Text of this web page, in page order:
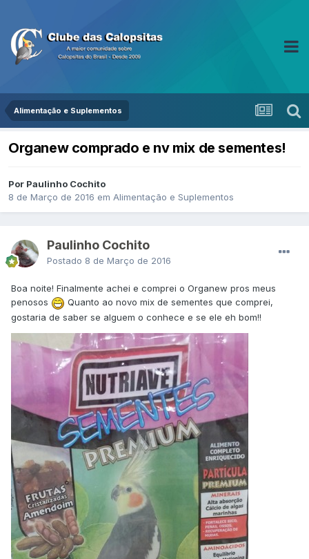
Alimentação e Suplementos
Organew comprado e nv mix de sementes!
Por Paulinho Cochito
8 de Março de 2016 em Alimentação e Suplementos
Paulinho Cochito
Postado 8 de Março de 2016
Boa noite! Finalmente achei e comprei o Organew pros meus
penosos
Quanto ao novo mix de sementes que comprei,
gostaria de saber se alguem o conhece e se ele eh bom!!